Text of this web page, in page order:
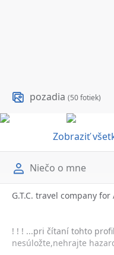
pozadia(50 fotiek)
Zobraziť
Niečo o mne
G.T.C. travel company
! ! ! ...pri čítaní tohto
nesúložte,nehrajte